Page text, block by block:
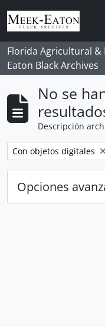
Skip to main content
Florida Agricultural &
Eaton Black Archives
No se
Descripción
Remove filter:
Con objetos digitales
Opciones